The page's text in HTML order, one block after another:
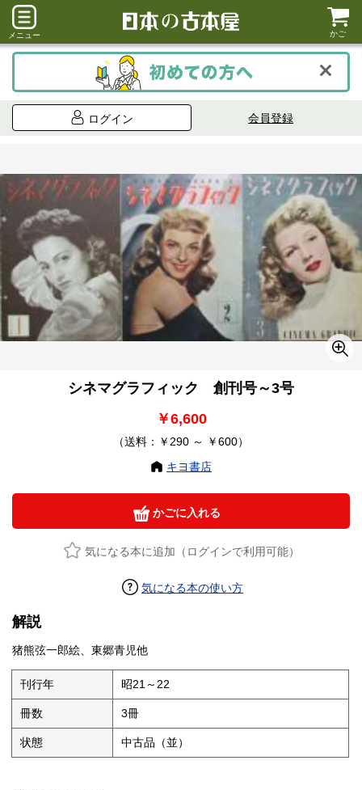
メニュー かご
ログイン 会員登録
シネマグラフィック 創刊号～3号
￥6,600
（送料：￥290 ～ ￥600）
キヨ書店
かごに入れる
気になる本に追加（ログインで利用可能）
気になる本の使い方
解説
猪熊弦一郎絵、東郷青児他
刊行年 昭21～22
冊数 3冊
状態 中古品（並）